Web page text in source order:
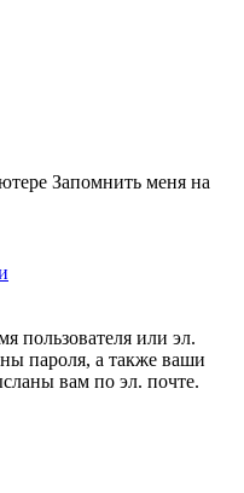
Запомнить меня на
пользователя или эл.
пароля, а также ваши
вам по эл. почте.